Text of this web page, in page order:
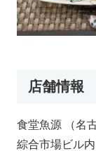
店舗情報
食堂魚源 （名
綜合市場ビル内